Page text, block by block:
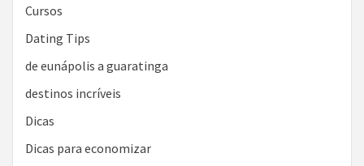
Cursos
Dating Tips
de eunápolis a guaratinga
destinos incríveis
Dicas
Dicas para economizar